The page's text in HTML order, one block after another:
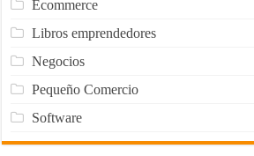
Ecommerce
Libros emprendedores
Negocios
Pequeño Comercio
Software